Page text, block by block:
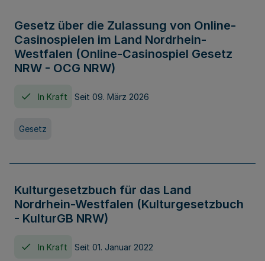
Gesetz über die Zulassung von Online-
Casinospielen im Land Nordrhein-
Westfalen (Online-Casinospiel Gesetz
NRW - OCG NRW)
In Kraft Seit 09. März 2026
Gesetz
Kulturgesetzbuch für das Land
Nordrhein-Westfalen (Kulturgesetzbuch
- KulturGB NRW)
In Kraft Seit 01. Januar 2022